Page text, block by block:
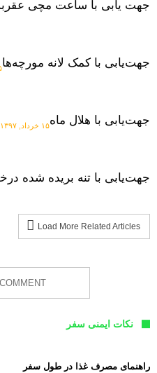
جهت یابی با ساعت مچی
جهت‌یابی با کمک لانه مورچه‌ها۱۵
جهت‌یابی با هلال ماه۱۵ خرداد, ۱۳۹۷
جهت‌یابی با تنه بریده شده
Load More Related Articles
نکات ایمنی سفر
راهنمای مصرف غذا در طول سفر